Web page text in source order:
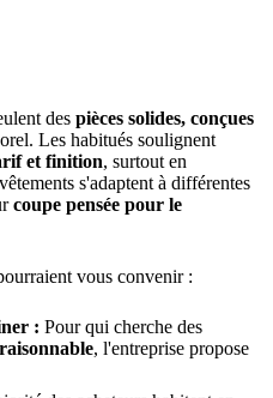
des pièces solides, conçues
Les habitués soulignent
et finition, surtout en
s'adaptent à différentes
coupe pensée pour le
vous convenir :
: Pour qui cherche des
, l'entreprise propose